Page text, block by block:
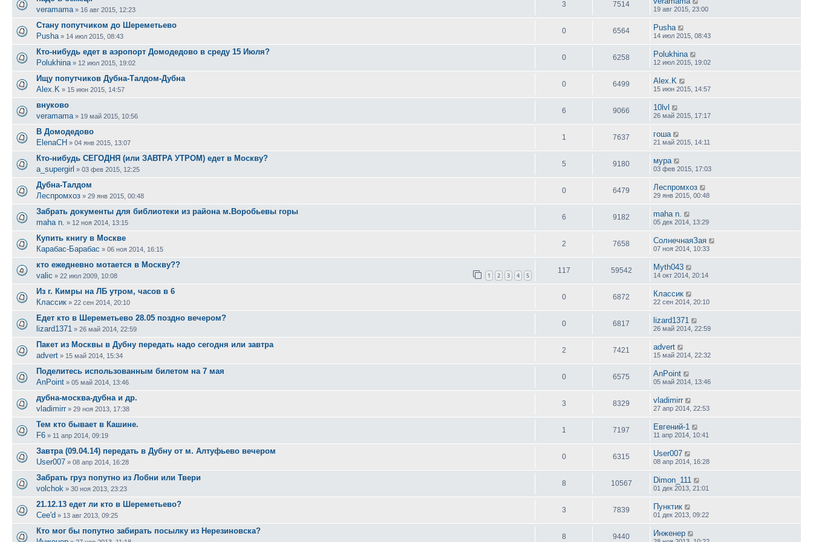
veramama » 16 авг 2015, 12:23
3 7514
19 авг 2015, 23:00
Стану попутчиком до Шереметьево
Pusha » 14 июл 2015, 08:43
0 6564 Pusha
14 июл 2015, 08:43
Кто-нибудь едет в аэропорт Домодедово в среду 15 Июля?
Polukhina » 12 июл 2015, 19:02
0 6258 Polukhina
12 июл 2015, 19:02
Ищу попутчиков Дубна-Талдом-Дубна
Alex.K » 15 июн 2015, 14:57
0 6499 Alex.K
15 июн 2015, 14:57
внуково
veramama » 19 май 2015, 10:56
6 9066 10lvl
26 май 2015, 17:17
В Домодедово
ElenaCH » 04 янв 2015, 13:07
1 7637 гоша
21 май 2015, 14:11
Кто-нибудь СЕГОДНЯ (или ЗАВТРА УТРОМ) едет в Москву?
a_supergirl » 03 фев 2015, 12:25
5 9180 мура
03 фев 2015, 17:03
Дубна-Талдом
Леспромхоз » 29 янв 2015, 00:48
0 6479 Леспромхоз
29 янв 2015, 00:48
Забрать документы для библиотеки из района м.Воробьевы горы
maha n. » 12 ноя 2014, 13:15
6 9182 maha n.
05 дек 2014, 13:29
Купить книгу в Москве
Карабас-Барабас » 06 ноя 2014, 16:15
2 7658 СолнечнаяЗая
07 ноя 2014, 10:33
кто ежедневно мотается в Москву??
valic » 22 июл 2009, 10:08 1 2 3 4 5
117 59542 Myth043
14 окт 2014, 20:14
Из г. Кимры на ЛБ утром, часов в 6
Классик » 22 сен 2014, 20:10
0 6872 Классик
22 сен 2014, 20:10
Едет кто в Шереметьево 28.05 поздно вечером?
lizard1371 » 26 май 2014, 22:59
0 6817 lizard1371
26 май 2014, 22:59
Пакет из Москвы в Дубну передать надо сегодня или завтра
advert » 15 май 2014, 15:34
2 7421 advert
15 май 2014, 22:32
Поделитесь использованным билетом на 7 мая
AnPoint » 05 май 2014, 13:46
0 6575 AnPoint
05 май 2014, 13:46
дубна-москва-дубна и др.
vladimirr » 29 ноя 2013, 17:38
3 8329 vladimirr
27 апр 2014, 22:53
Тем кто бывает в Кашине.
F6 » 11 апр 2014, 09:19
1 7197 Евгений-1
11 апр 2014, 10:41
Завтра (09.04.14) передать в Дубну от м. Алтуфьево вечером
User007 » 08 апр 2014, 16:28
0 6315 User007
08 апр 2014, 16:28
Забрать груз попутно из Лобни или Твери
volchok » 30 ноя 2013, 23:23
8 10567 Dimon_111
01 дек 2013, 21:01
21.12.13 едет ли кто в Шереметьево?
Cee'd » 13 авг 2013, 09:25
3 7839 Пунктик
01 дек 2013, 09:22
Кто мог бы попутно забирать посылку из Нерезиновска?
8 9440 Инженер